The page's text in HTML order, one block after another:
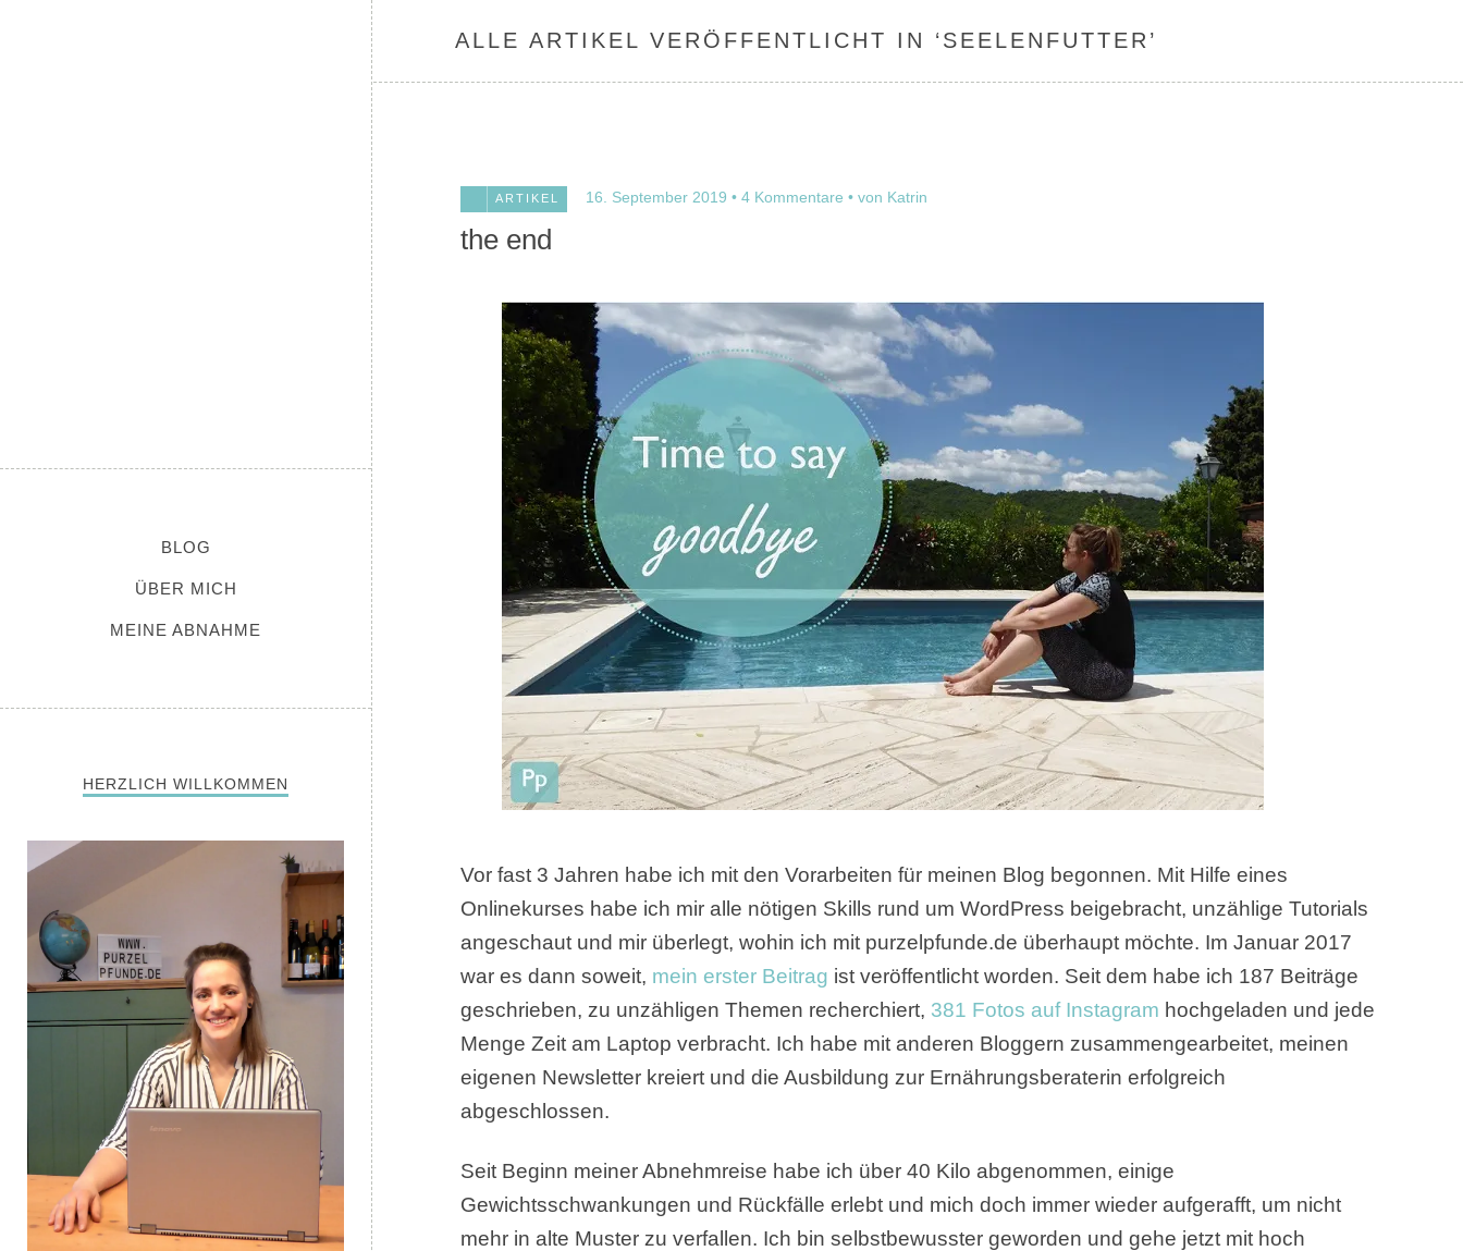
BLOG
ÜBER MICH
MEINE ABNAHME
HERZLICH WILLKOMMEN
ALLE ARTIKEL VERÖFFENTLICHT IN ‘SEELENFUTTER ’
ARTIKEL 16. September 2019 4 Kommentare von Katrin
the end
Vor fast 3 Jahren habe ich mit den Vorarbeiten für meinen Blog begonnen. Mit Hilfe eines
Onlinekurses habe ich mir alle nötigen Skills rund um WordPress beigebracht, unzählige Tutorials
angeschaut und mir überlegt, wohin ich mit purzelpfunde.de überhaupt möchte. Im Januar 2017
war es dann soweit, mein erster Beitrag ist veröffentlicht worden. Seit dem habe ich 187 Beiträge
geschrieben, zu unzähligen Themen recherchiert, 381 Fotos auf Instagram hochgeladen und jede
Menge Zeit am Laptop verbracht. Ich habe mit anderen Bloggern zusammengearbeitet, meinen
eigenen Newsletter kreiert und die Ausbildung zur Ernährungsberaterin erfolgreich
abgeschlossen.
Seit Beginn meiner Abnehmreise habe ich über 40 Kilo abgenommen, einige
Gewichtsschwankungen und Rückfälle erlebt und mich doch immer wieder aufgerafft, um nicht
mehr in alte Muster zu verfallen. Ich bin selbstbewusster geworden und gehe jetzt mit hoch